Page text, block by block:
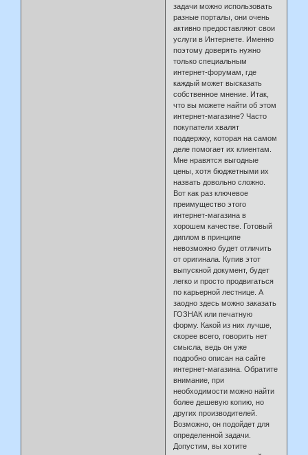
задачи можно использовать
разные порталы, они очень
активно предоставляют свои
услуги в Интернете. Именно
поэтому доверять нужно
только специальным
интернет-форумам, где
каждый может высказать
собственное мнение. Итак,
что вы можете найти об этом
интернет-магазине? Часто
покупатели хвалят
поддержку, которая на самом
деле помогает их клиентам.
Мне нравятся выгодные
цены, хотя бюджетными их
назвать довольно сложно.
Вот как раз ключевое
преимущество этого
интернет-магазина в
хорошем качестве. Готовый
диплом в принципе
невозможно будет отличить
от оригинала. Купив этот
выпускной документ, будет
легко и просто продвигаться
по карьерной лестнице. А
заодно здесь можно заказать
ГОЗНАК или печатную
форму. Какой из них лучше,
скорее всего, говорить нет
смысла, ведь он уже
подробно описан на сайте
интернет-магазина. Обратите
внимание, при
необходимости можно найти
более дешевую копию, но
других производителей.
Возможно, он подойдет для
определенной задачи.
Допустим, вы хотите